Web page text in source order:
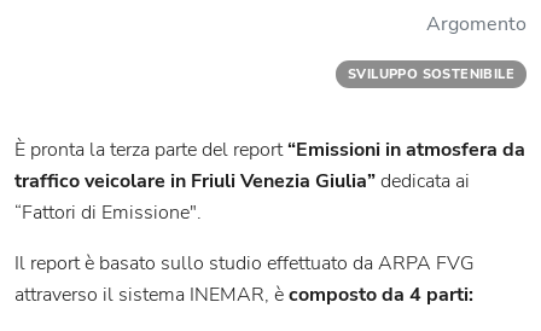
Argomento
SVILUPPO SOSTENIBILE
È pronta la terza parte del report“Emissioni in atmosfera da
traffico veicolare in Friuli Venezia Giulia”dedicata ai
“Fattori di Emissione".
Il report è basato sullo studio effettuato da ARPA FVG
attraverso il sistema INEMAR, ècomposto da 4 parti: